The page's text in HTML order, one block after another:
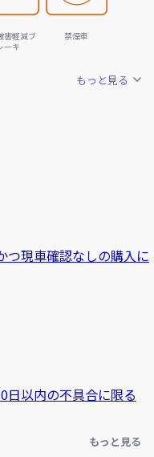
害軽減ブ
ーキ
禁煙車
もっと見る
現車確認なしの購入に
以内の不具合に限る
もっと見る